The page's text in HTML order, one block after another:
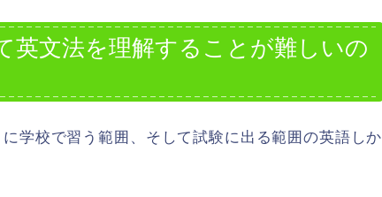
英文法を理解することが難しいの
学校で習う範囲、そして試験に出る範囲の英語しか